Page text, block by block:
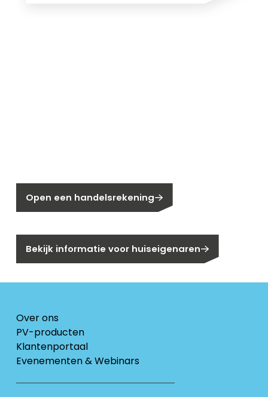
Open een handelsrekening
Bekijk informatie voor huiseigenaren
Over ons
PV-producten
Klantenportaal
Evenementen & Webinars